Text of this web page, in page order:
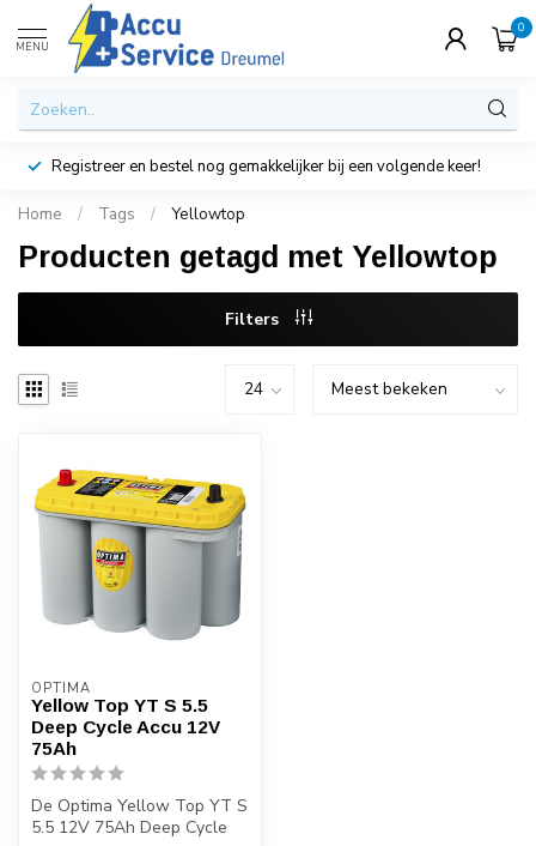
MENU
0
Registreer en bestel nog gemakkelijker bij een volgende keer!
Home / Tags / Yellowtop
Producten getagd met Yellowtop
Filters
OPTIMA
Yellow Top YT S 5.5
Deep Cycle Accu 12V
75Ah
De Optima Yellow Top YT S
5.5 12V 75Ah Deep Cycle